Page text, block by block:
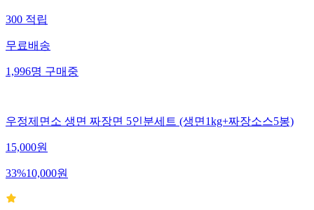
300 적립
무료배송
1,996명 구매중
우정제면소 생면 짜장면 5인분세트 (생면1kg+짜장소스5봉)
15,000원
33%10,000원